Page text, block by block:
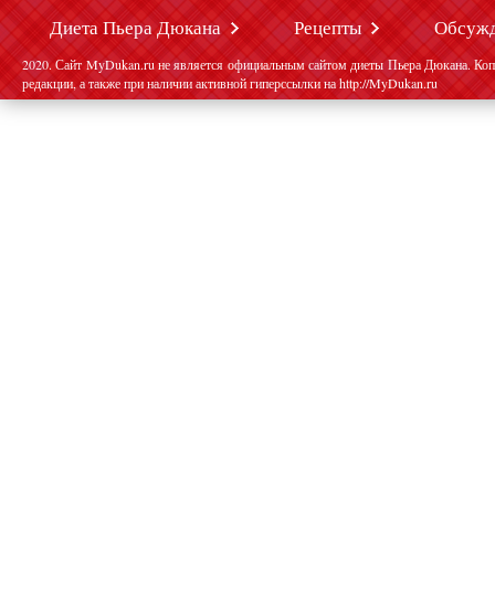
Диета Пьера Дюкана Рецепты
2020. Сайт MyDukan.ru не является официальным сайтом диеты Пьера Дюкана.
редакции, а также при наличии активной гиперссылки на http://MyDukan.ru